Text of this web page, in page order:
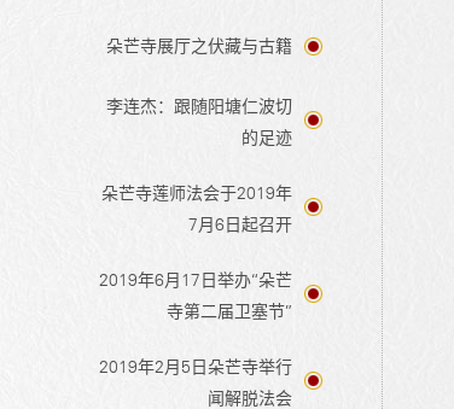
朵芒寺展厅之伏藏与古籍
李连杰：跟随阳塘仁波切
的足迹
朵芒寺莲师法会于2019年
7月6日起召开
2019年6月17日举办“朵芒
寺第二届卫塞节”
2019年2月5日朵芒寺举行
闻解脱法会